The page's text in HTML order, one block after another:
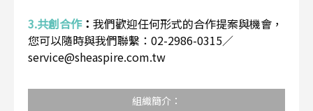
3.共創合作： 我們歡迎任何形式的合作提案與機會，
您可以隨時與我們聯繫：02-2986-0315／
service@sheaspire.com.tw
組織簡介：